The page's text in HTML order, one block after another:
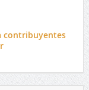
contribuyentes